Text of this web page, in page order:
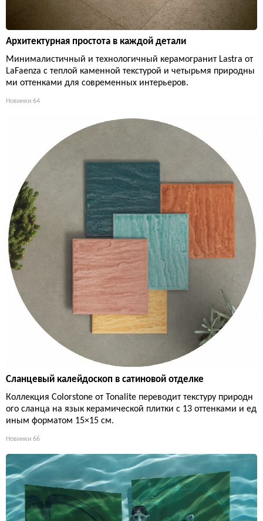
Архитектурная простота в каждой детали
Минималистичный и технологичный керамогранит Lastra от
LaFaenza с теплой каменной текстурой и четырьмя природны
ми оттенками для современных интерьеров.
Новинки 64
Сланцевый калейдоскоп в сатиновой отделке
Коллекция Colorstone от Tonalite переводит текстуру природн
ого сланца на язык керамической плитки с 13 оттенками и ед
иным форматом 15×15 см.
Новинки 66